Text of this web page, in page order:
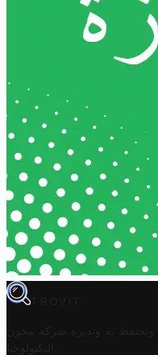
TROVIT
به وتديره
شركة مخزن
التكنولوجيا